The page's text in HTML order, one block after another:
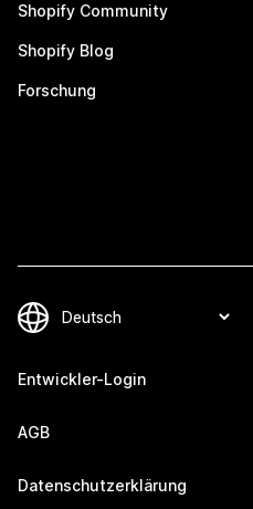
Shopify Community
Shopify Blog
Forschung
Entwickler-Login
AGB
Datenschutzerklärung